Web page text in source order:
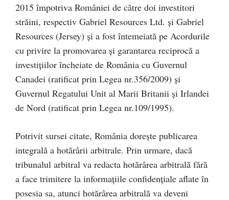
2015 împotriva României de către doi investitori
străini, respectiv Gabriel Resources Ltd. şi Gabriel
Resources (Jersey) și a fost întemeiată pe Acordurile
cu privire la promovarea și garantarea reciprocă a
investițiilor încheiate de România cu Guvernul
Canadei (ratificat prin Legea nr.356/2009) și
Guvernul Regatului Unit al Marii Britanii și Irlandei
de Nord (ratificat prin Legea nr.109/1995).
Potrivit sursei citate, România dorește publicarea
integrală a hotărârii arbitrale. Prin urmare, dacă
tribunalul arbitral va redacta hotărârea arbitrală fără
a face trimitere la informațiile confidențiale aflate în
posesia sa, atunci hotărârea arbitrală va deveni